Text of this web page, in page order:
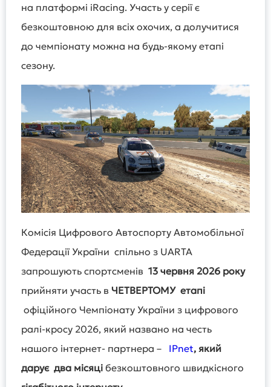
на платформі iRacing. Участь у серії є
безкоштовною для всіх охочих, а долучитися
до чемпіонату можна на будь-якому етапі
сезону.
Комісія Цифрового Автоспорту Автомобільної
Федерації України спільно з UARTA
запрошують спортсменів 13 червня 2026 року
прийняти участь в ЧЕТВЕРТОМУ етапі
офіційного Чемпіонату України з цифрового
ралі-кросу 2026, який названо на честь
нашого інтернет- партнера – IPnet, який
дарує два місяці безкоштовного швидкісного